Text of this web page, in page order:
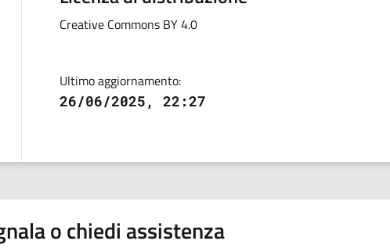
Creative Commons BY 4.0
Ultimo aggiornamento:
26/06/2025, 22:27
o chiedi assistenza